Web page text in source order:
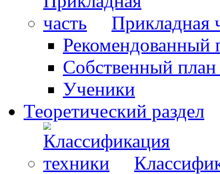
Прикладная
Рекомендованный
Собственный
Ученики
Теоретический раздел